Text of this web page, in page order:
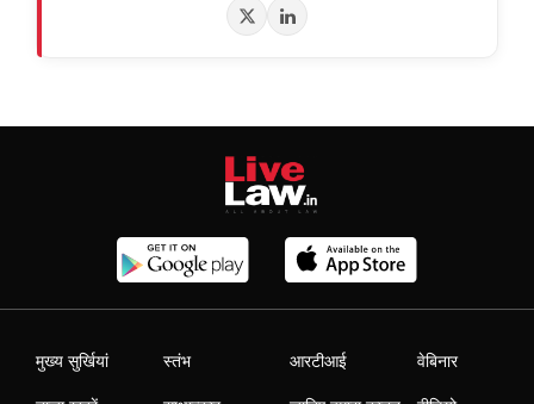
मुख्य सुर्खियां स्तंभ आरटीआई वेबिनार